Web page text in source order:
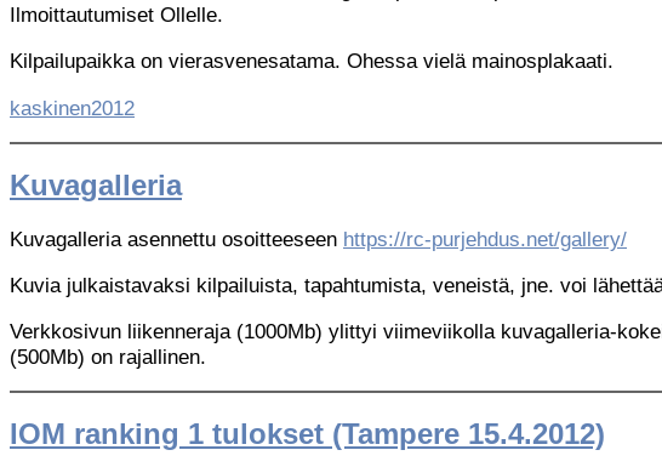
Ilmoittautumiset Ollelle.
Kilpailupaikka on vierasvenesatama. Ohessa vielä mainosplakaati.
kaskinen2012
Kuvagalleria
Kuvagalleria asennettu osoitteeseen https://rc-purjehdus.net/gallery/
Kuvia julkaistavaksi kilpailuista, tapahtumista, veneistä, jne. voi
Verkkosivun liikenneraja (1000Mb) ylittyi viimeviikolla kuvagalleria-
(500Mb) on rajallinen.
IOM ranking 1 tulokset (Tampere 15.4.2012)